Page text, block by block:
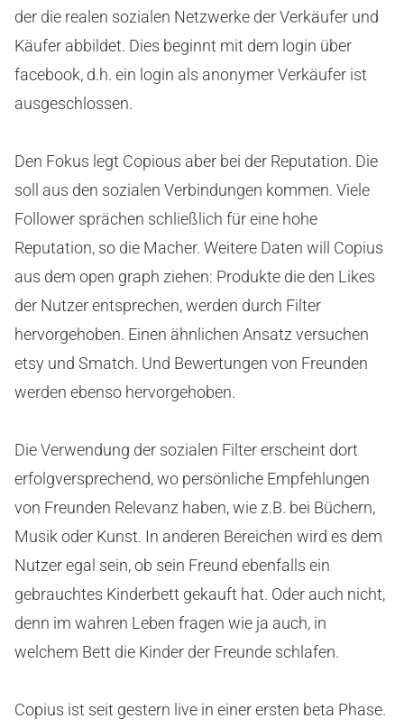
der die realen sozialen Netzwerke der Verkäufer und
Käufer abbildet. Dies beginnt mit dem login über
facebook, d.h. ein login als anonymer Verkäufer ist
ausgeschlossen.
Den Fokus legt Copious aber bei der Reputation. Die
soll aus den sozialen Verbindungen kommen. Viele
Follower sprächen schließlich für eine hohe
Reputation, so die Macher. Weitere Daten will Copius
aus dem open graph ziehen: Produkte die den Likes
der Nutzer entsprechen, werden durch Filter
hervorgehoben. Einen ähnlichen Ansatz versuchen
etsy und Smatch. Und Bewertungen von Freunden
werden ebenso hervorgehoben.
Die Verwendung der sozialen Filter erscheint dort
erfolgversprechend, wo persönliche Empfehlungen
von Freunden Relevanz haben, wie z.B. bei Büchern,
Musik oder Kunst. In anderen Bereichen wird es dem
Nutzer egal sein, ob sein Freund ebenfalls ein
gebrauchtes Kinderbett gekauft hat. Oder auch nicht,
denn im wahren Leben fragen wie ja auch, in
welchem Bett die Kinder der Freunde schlafen.
Copius ist seit gestern live in einer ersten beta Phase.